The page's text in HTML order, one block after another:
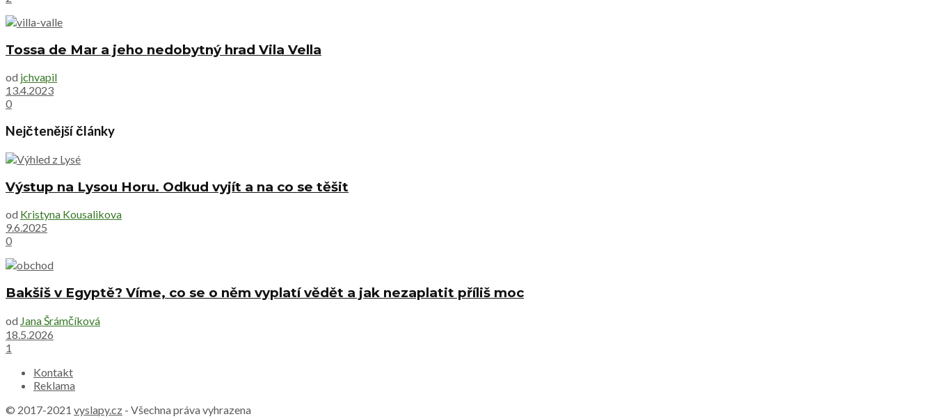
Tossa de Mar a jeho nedobytný hrad Vila Vella
od jchvapil
13.4.2023
0
Nejčtenější články
Výstup na Lysou Horu. Odkud vyjít a na co se těšit
od Kristyna Kousalikova
9.6.2025
0
Bakšiš v Egyptě? Víme, co se o něm vyplatí vědět a jak nezaplatit příliš moc
od Jana Šrámčíková
18.5.2026
1
Kontakt
Reklama
© 2017-2021 vyslapy.cz - Všechna práva vyhrazena